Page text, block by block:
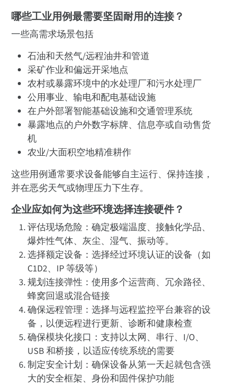
哪些工业用例最需要坚固耐用的连接？
一些高需求场景包括
石油和天然气/远程油井和管道
采矿作业和偏远开采地点
农村或暴露环境中的水处理厂和污水处理厂
公用事业、输电和配电基础设施
在户外部署智能基础设施和交通管理系统
暴露地点的户外数字标牌、信息亭或自动售货
机
农业/大面积空地精准耕作
这些用例通常要求设备能够自主运行、保持连接，
并在恶劣天气或物理压力下生存。
企业应如何为这些环境选择连接硬件？
评估现场危险：确定极端温度、接触化学品、
爆炸性气体、灰尘、湿气、振动等。
选择额定设备：选择经过环境认证的设备（如
C1D2、IP 等级等）
规划连接弹性：使用多个运营商、冗余路径、
蜂窝回退或混合链接
确保远程管理：选择与远程监控平台兼容的设
备，以便远程进行更新、诊断和健康检查
确保模块化接口：支持以太网、串行、I/O、
USB 和桥接，以适应传统系统的需要
制定安全计划：确保设备从第一天起就包含强
大的安全框架、身份和固件保护功能